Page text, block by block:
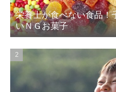
栄養士が食べない食品！
いＮＧお菓子